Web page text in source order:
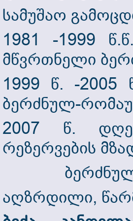
სამუშაო
1981 -1999
მწვრთნელი
1999 წ. -2005
ბერძნულ-
2007 წ.
რეზერვების
ბერძნულ-
აღზრდილი,